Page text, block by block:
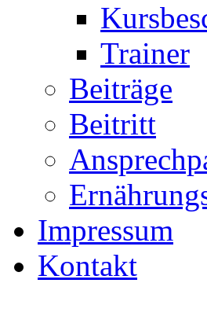
Trainer
Beiträge
Beitritt
Impressum
Kontakt